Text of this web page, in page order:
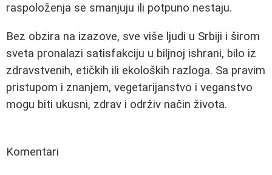
raspoloženja se smanjuju ili potpuno nestaju.
Bez obzira na izazove, sve više ljudi u Srbiji i širom
sveta pronalazi satisfakciju u biljnoj ishrani, bilo iz
zdravstvenih, etičkih ili ekoloških razloga. Sa pravim
pristupom i znanjem, vegetarijanstvo i veganstvo
mogu biti ukusni, zdrav i održiv način života.
Komentari